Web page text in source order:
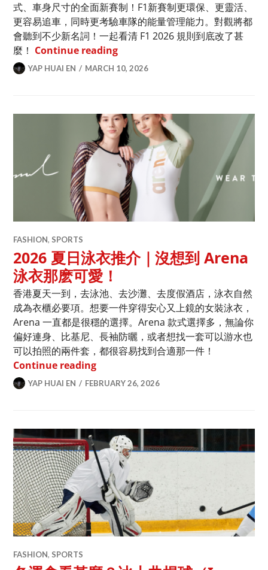
式、車身尺寸的全面新賽制！F1新賽制更環保、更靈活、
更容易追車，同時更考驗車隊的能量管理能力。對觀將都
會聽到不少新名詞！一起看清 F1 2026 規則到底改了甚
麼！ Continue reading2026 F1 賽車 4 大新規則＋重要新
YAP HUAI EN MARCH 10, 2026
FASHION, SPORTS
2026 夏日泳衣推介｜沒想到 Arena
泳衣那麽可愛！
香港夏天一到，去泳池、去沙灘、去度假酒店，泳衣自然
成為衣櫃必要項。想要一件穿得安心又上鏡的女裝泳衣，
Arena 一直都是很穩的選擇。Arena 款式選擇多，無論你
偏好連身、比基尼、長袖防曬，或者想找一套可以游水也
可以拍照的兩件套，都很容易找到合適那一件！
Continue reading2026 夏日泳衣推介｜沒想到 Arena 泳
YAP HUAI EN FEBRUARY 26, 2026
FASHION, SPORTS